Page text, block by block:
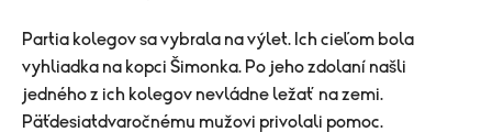
Partia kolegov sa vybrala na výlet. Ich cieľom bola
vyhliadka na kopci Šimonka. Po jeho zdolaní našli
jedného z ich kolegov nevládne ležať na zemi.
Päťdesiatdvaročnému mužovi privolali pomoc.